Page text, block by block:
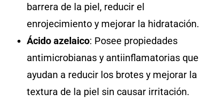
barrera de la piel, reducir el
enrojecimiento y mejorar la hidratación.
Ácido azelaico: Posee propiedades
antimicrobianas y antiinflamatorias que
ayudan a reducir los brotes y mejorar la
textura de la piel sin causar irritación.